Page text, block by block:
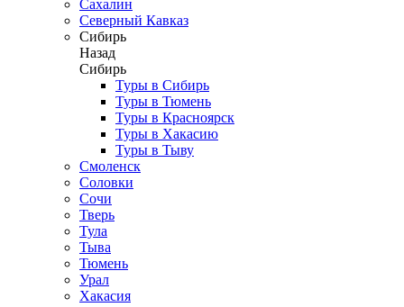
Сахалин
Северный Кавказ
Сибирь
Назад
Сибирь
Туры в Сибирь
Туры в Тюмень
Туры в Красноярск
Туры в Хакасию
Туры в Тыву
Смоленск
Соловки
Сочи
Тверь
Тула
Тыва
Тюмень
Урал
Хакасия